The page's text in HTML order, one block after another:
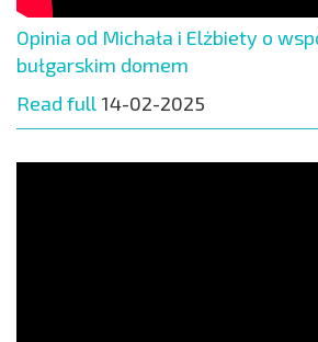
Opinia od Michała i Elżbiety o
bułgarskim domem
Read full 14-02-2025